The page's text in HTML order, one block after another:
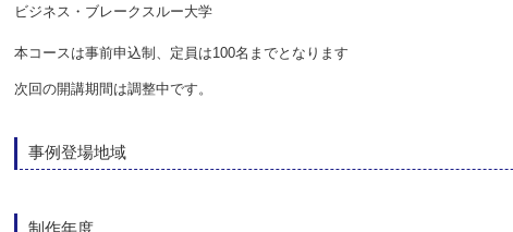
ビジネス・ブレークスルー大学
本コースは事前申込制、定員は100名までとなります
次回の開講期間は調整中です。
事例登場地域
制作年度